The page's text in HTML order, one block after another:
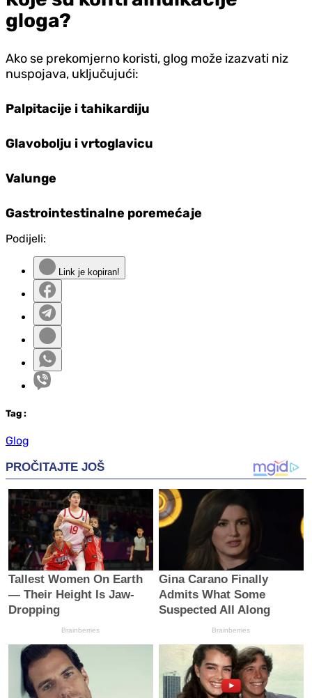
gloga?
Ako se prekomjerno koristi, glog može izazvati niz
nuspojava, uključujući:
Palpitacije i tahikardiju
Glavobolju i vrtoglavicu
Valunge
Gastrointestinalne poremećaje
Podijeli:
Link je kopiran!
Tag :
Glog